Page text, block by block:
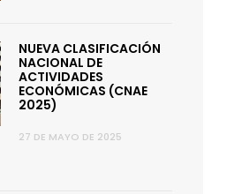
NUEVA CLASIFICACIÓN
NACIONAL DE
ACTIVIDADES
ECONÓMICAS (CNAE
2025)
27 DE MAYO DE 2025